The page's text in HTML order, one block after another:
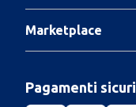
Marketplace
Pagamenti sicuri